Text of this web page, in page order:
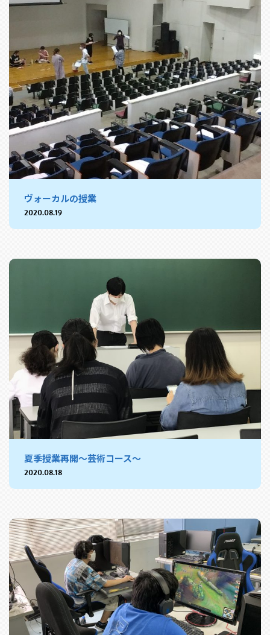
ヴォーカルの授業
2020.08.19
夏季授業再開～芸術コース～
2020.08.18